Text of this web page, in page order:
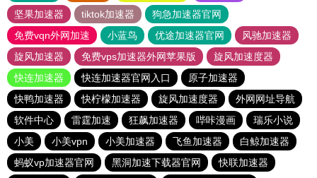
坚果加速器
tiktok加速器
狗急加速器官网
免费vqn外网加速
小蓝鸟 优途加速器官网
风驰加速器
旋风加速器
免费vps加速器外网苹果版
旋风加速度器
快连加速器
快连加速器官网入口
原子加速器
快鸭加速器
快柠檬加速器 旋风加速度器
外网网址导航
软件中心
雷霆加速 狂飙加速器 哔咔漫画
瑞乐小说
小美
小美vpn 小美加速器 飞鱼加速器
白鲸加速器
蚂蚁vp加速器官网
黑洞加速下载器官网
快联加速器